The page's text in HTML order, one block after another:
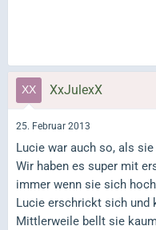
XxJulexX
25. Februar 2013
Lucie war auch so, als
Wir haben es super mit
immer wenn sie sich
Lucie erschrickt sich und
Mittlerweile bellt sie